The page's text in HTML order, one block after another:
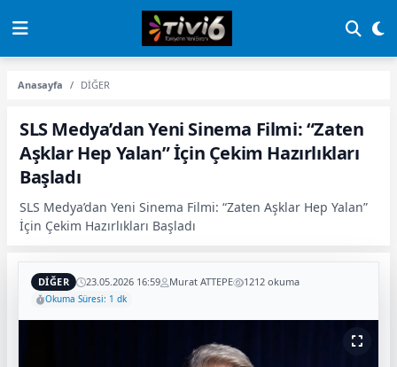
Anasayfa DİĞER
SLS Medya’dan Yeni Sinema Filmi: “Zaten
Aşklar Hep Yalan” İçin Çekim Hazırlıkları
Başladı
SLS Medya’dan Yeni Sinema Filmi: “Zaten Aşklar Hep Yalan”
İçin Çekim Hazırlıkları Başladı
DİĞER 23.05.2026 16:59 Murat ATTEPE 1212 okuma
Okuma Süresi: 1 dk